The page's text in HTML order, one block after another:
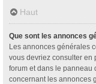
Haut
Que sont les annonces
Les annonces générales
vous devriez consulter en
forum et dans le panneau
concernant les annonces